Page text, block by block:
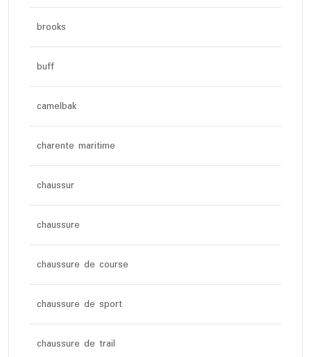
brooks
buff
camelbak
charente maritime
chaussur
chaussure
chaussure de course
chaussure de sport
chaussure de trail